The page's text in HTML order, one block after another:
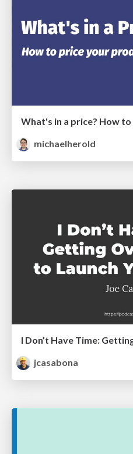
michaelherold
jcasabona